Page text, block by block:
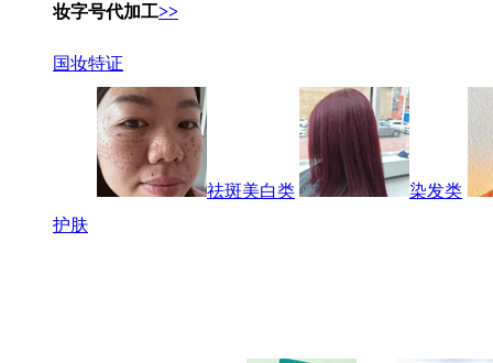
妆字号代加工>>
国妆特证
祛斑美白类
染发类
护肤